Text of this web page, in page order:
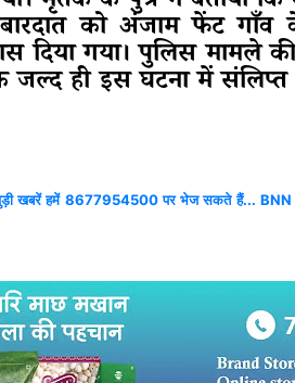
को अंजाम फेंट गाँव
दिया गया। पुलिस मामले
जल्द ही इस घटना में संलिप्त
खबरें हमें 8677954500 पर भेज सकते हैं...